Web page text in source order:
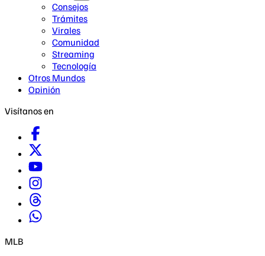
Consejos
Trámites
Virales
Comunidad
Streaming
Tecnología
Otros Mundos
Opinión
Visítanos en
MLB